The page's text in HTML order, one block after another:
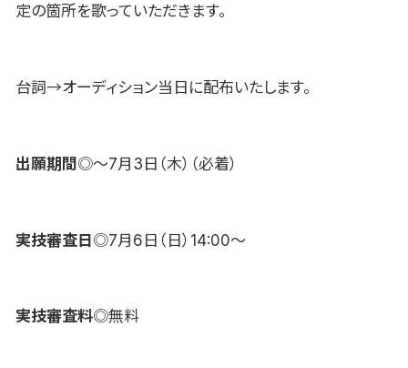
定の箇所を歌っていただきます。
台詞→オーディション当日に配布いたします。
出願期間 ◎～7月3日（木）（必着）
実技審査日◎7月6日（日）14:00～
実技審査料◎無料